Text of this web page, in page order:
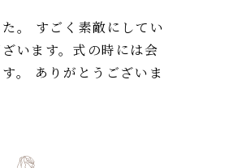
。 すごく素敵にしてい
います。式の時には会
。 ありがとうございま